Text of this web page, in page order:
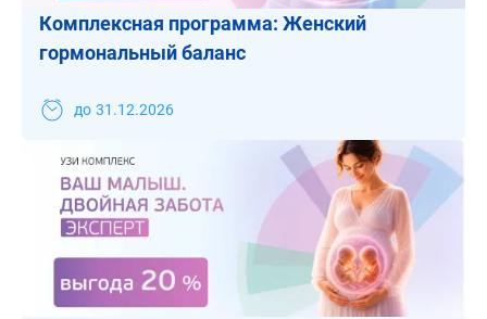
Комплексная программа: Женский
гормональный баланс
до 31.12.2026